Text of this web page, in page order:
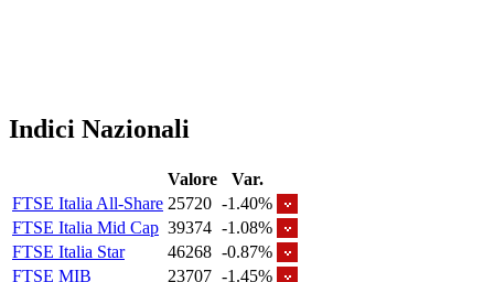
Indici Nazionali
Valore
Var.
FTSE Italia All-Share 25720 -1.40%
FTSE Italia Mid Cap 39374 -1.08%
FTSE Italia Star
46268 -0.87%
FTSE MIB
23707 -1.45%